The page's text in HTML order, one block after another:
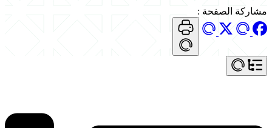
مشاركة الصفحة :